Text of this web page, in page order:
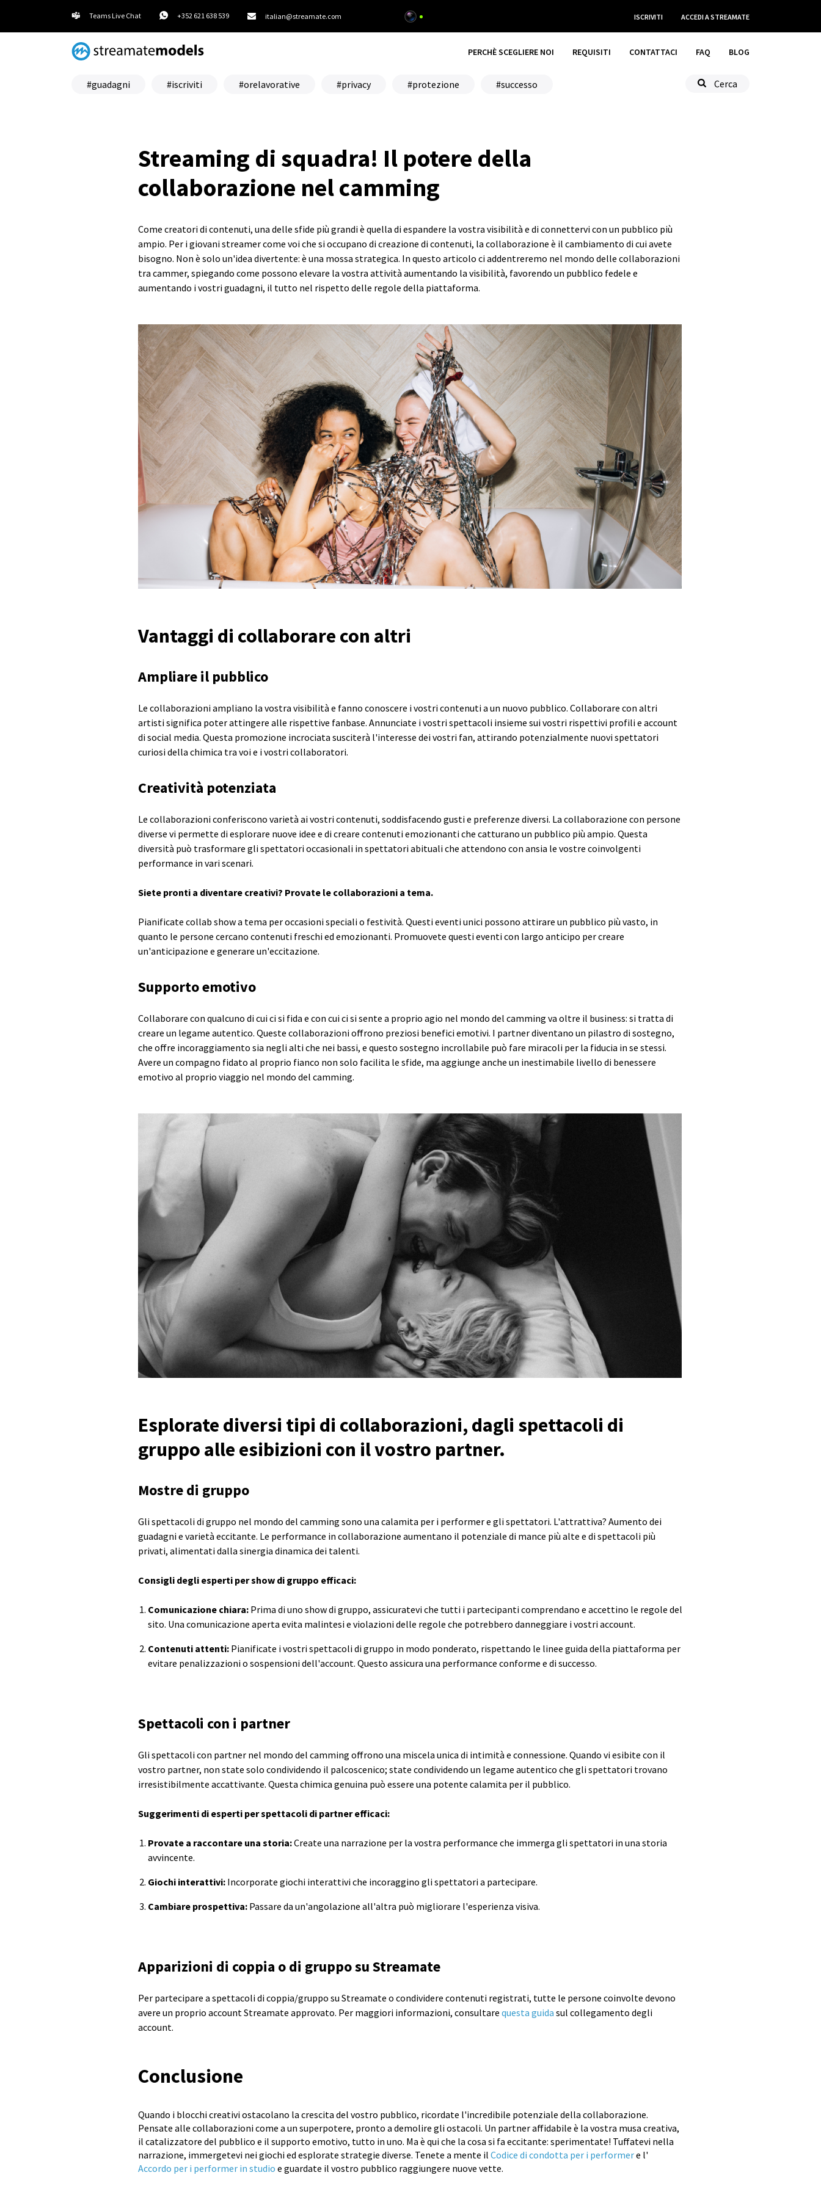
Teams Live Chat +352 621 638 539 italian@streamate.com ISCRIVITI ACCEDIA STREAMATE
PERCHÈ SCEGLIERE NOI REQUISITI CONTATTACI FAQ BLOG
guadagni iscriviti orelavorative privacy protezione successo Cerca
Streaming di squadra! Il potere della
collaborazione nel camming
Come creatori di contenuti, una delle sfide più grandi è quella di espandere la vostra visibilità e di connettervi con un pubblico più
ampio. Per i giovani streamer come voi che si occupano di creazione di contenuti, la collaborazione è il cambiamento di cui avete
bisogno. Non è solo un'idea divertente: è una mossa strategica. In questo articolo ci addentreremo nel mondo delle collaborazioni
tra cammer, spiegando come possono elevare la vostra attività aumentando la visibilità, favorendo un pubblico fedele e
aumentando i vostri guadagni, il tutto nel rispetto delle regole della piattaforma.
Vantaggi di collaborare con altri
Ampliare il pubblico
Le collaborazioni ampliano la vostra visibilità e fanno conoscere i vostri contenuti a un nuovo pubblico. Collaborare con altri
artisti significa poter attingere alle rispettive fanbase. Annunciate i vostri spettacoli insieme sui vostri rispettivi profili e account
di social media. Questa promozione incrociata susciterà l'interesse dei vostri fan, attirando potenzialmente nuovi spettatori
curiosi della chimica tra voi e i vostri collaboratori.
Creatività potenziata
Le collaborazioni conferiscono varietà ai vostri contenuti, soddisfacendo gusti e preferenze diversi. La collaborazione con persone
diverse vi permette di esplorare nuove idee e di creare contenuti emozionanti che catturano un pubblico più ampio. Questa
diversità può trasformare gli spettatori occasionali in spettatori abituali che attendono con ansia le vostre coinvolgenti
performance in vari scenari.
Siete pronti a diventare creativi? Provate le collaborazioni a tema.
Pianificate collab show a tema per occasioni speciali o festività. Questi eventi unici possono attirare un pubblico più vasto, in
quanto le persone cercano contenuti freschi ed emozionanti. Promuovete questi eventi con largo anticipo per creare
un'anticipazione e generare un'eccitazione.
Supporto emotivo
Collaborare con qualcuno di cui ci si fida e con cui ci si sente a proprio agio nel mondo del camming va oltre il business: si tratta di
creare un legame autentico. Queste collaborazioni offrono preziosi benefici emotivi. I partner diventano un pilastro di sostegno,
che offre incoraggiamento sia negli alti che nei bassi, e questo sostegno incrollabile può fare miracoli per la fiducia in se stessi.
Avere un compagno fidato al proprio fianco non solo facilita le sfide, ma aggiunge anche un inestimabile livello di benessere
emotivo al proprio viaggio nel mondo del camming.
Esplorate diversi tipi di collaborazioni, dagli spettacoli di
gruppo alle esibizioni con il vostro partner.
Mostre di gruppo
Gli spettacoli di gruppo nel mondo del camming sono una calamita per i performer e gli spettatori. L'attrattiva? Aumento dei
guadagni e varietà eccitante. Le performance in collaborazione aumentano il potenziale di mance più alte e di spettacoli più
privati, alimentati dalla sinergia dinamica dei talenti.
Consigli degli esperti per show di gruppo efficaci:
Comunicazione chiara: Prima di uno show di gruppo, assicuratevi che tutti i partecipanti comprendano e accettino le regole del
sito. Una comunicazione aperta evita malintesi e violazioni delle regole che potrebbero danneggiare i vostri account.
Contenuti attenti: Pianificate i vostri spettacoli di gruppo in modo ponderato, rispettando le linee guida della piattaforma per
evitare penalizzazioni o sospensioni dell'account. Questo assicura una performance conforme e di successo.
Spettacoli con i partner
Gli spettacoli con partner nel mondo del camming offrono una miscela unica di intimità e connessione. Quando vi esibite con il
vostro partner, non state solo condividendo il palcoscenico; state condividendo un legame autentico che gli spettatori trovano
irresistibilmente accattivante. Questa chimica genuina può essere una potente calamita per il pubblico.
Suggerimenti di esperti per spettacoli di partner efficaci:
Provate a raccontare una storia:Create una narrazione per la vostra performance che immerga gli spettatori in una storia
avvincente.
Giochi interattivi: Incorporate giochi interattivi che incoraggino gli spettatori a partecipare.
Cambiare prospettiva: Passare da un'angolazione all'altra può migliorare l'esperienza visiva.
Apparizioni di coppia o di gruppo su Streamate
Per partecipare a spettacoli di coppia/gruppo su Streamate o condividere contenuti registrati, tutte le persone coinvolte devono
avere un proprio account Streamate approvato. Per maggiori informazioni, consultare questa guida sul collegamento degli
account.
Conclusione
Quando i blocchi creativi ostacolano la crescita del vostro pubblico, ricordate l'incredibile potenziale della collaborazione.
Pensate alle collaborazioni come a un superpotere, pronto a demolire gli ostacoli. Un partner affidabile è la vostra musa creativa,
il catalizzatore del pubblico e il supporto emotivo, tutto in uno. Ma è qui che la cosa si fa eccitante: sperimentate! Tuffatevi nella
narrazione, immergetevi nei giochi ed esplorate strategie diverse. Tenete a mente il Codice di condotta per i performere l'
Accordo per i performer in studio e guardate il vostro pubblico raggiungere nuove vette.